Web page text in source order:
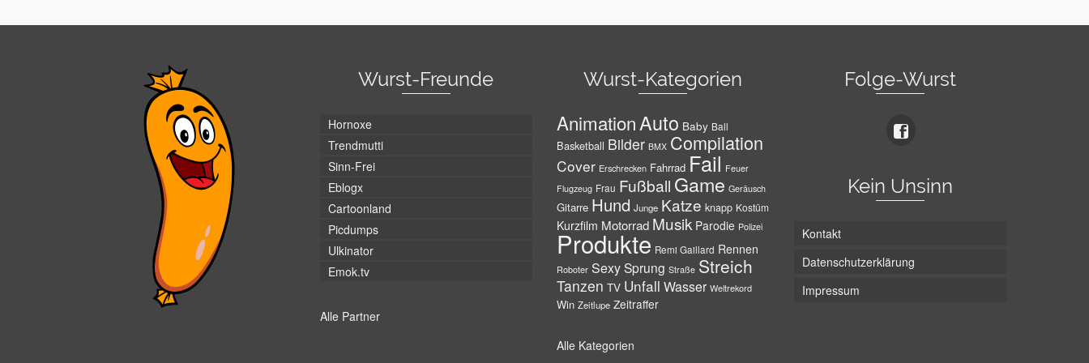
Wurst-Freunde
Hornoxe
Trendmutti
Sinn-Frei
Eblogx
Cartoonland
Picdumps
Ulkinator
Emok.tv
Alle Partner
Wurst-Kategorien
AnimationAuto Baby Ball
Basketball Bilder BMX Compilation
Cover Erschrecken Fahrrad Fail Feuer
Flugzeug Frau Fußball Game Geräusch
Gitarre Hund Junge Katze knapp Kostüm
Kurzfilm Motorrad Musik Parodie Polizei
Produkte Remi Gaillard Rennen
Roboter SexySprung Straße Streich
Tanzen TV Unfall Wasser Weltrekord
Win Zeitlupe Zeitraffer
Alle Kategorien
Folge-Wurst
Kein Unsinn
Kontakt
Datenschutzerklärung
Impressum